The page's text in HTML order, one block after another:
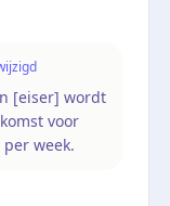
[eiser] wordt
voor
week.